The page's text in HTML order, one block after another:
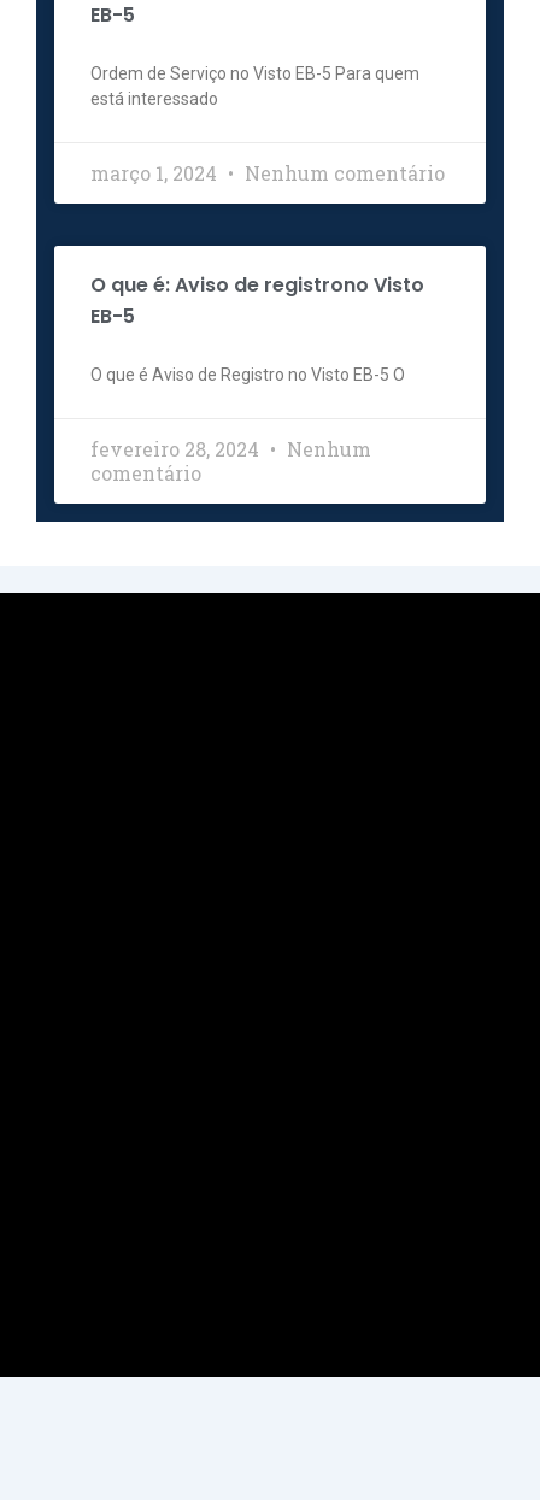
EB-5
Ordem de Serviço no Visto EB-5 Para quem
está interessado
março 1, 2024 Nenhum comentário
O que é: Aviso de registrono Visto
EB-5
O que é Aviso de Registro no Visto EB-5 O
fevereiro 28, 2024
Nenhum
comentário